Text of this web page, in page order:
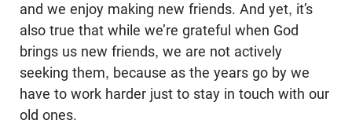
and we enjoy making new friends. And yet, it’s
also true that while we’re grateful when God
brings us new friends, we are not actively
seeking them, because as the years go by we
have to work harder just to stay in touch with our
old ones.